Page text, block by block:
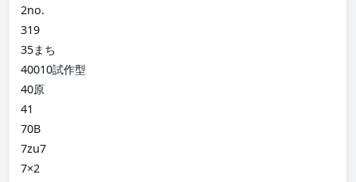
2no.
319
35まち
40010試作型
40原
41
70B
7zu7
7×2